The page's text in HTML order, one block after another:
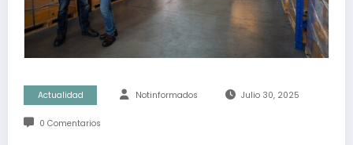
Actualidad Notinformados Julio 30, 2025
0 Comentarios